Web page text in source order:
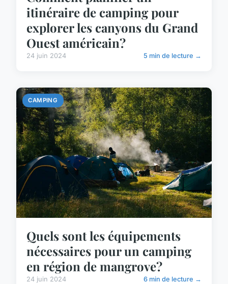
itinéraire de camping pour
explorer les canyons du Grand
Ouest américain?
24 juin 2024 5 min de lecture →
CAMPING
Quels sont les équipements
nécessaires pour un camping
en région de mangrove?
24 juin 2024 6 min de lecture →